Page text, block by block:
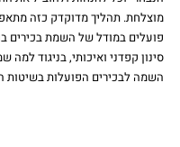
מוצלחת. תהליך מדוקדק כזה
פועלים במודל של השמת בכירים
סינון קפדני ואיכותי, בניגוד למה
השמה לבכירים הפועלות בשיטות